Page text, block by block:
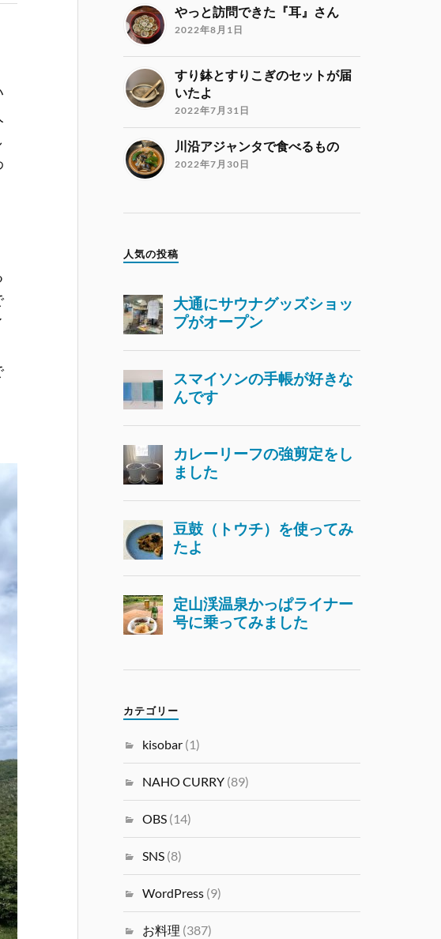
やっと訪問できた『耳』さん
2022年8月1日
すり鉢とすりこぎのセットが届
いたよ
2022年7月31日
川沿アジャンタで食べるもの
2022年7月30日
人気の投稿
カテゴリー
kisobar (1)
NAHO CURRY (89)
OBS (14)
SNS (8)
WordPress (9)
お料理 (387)